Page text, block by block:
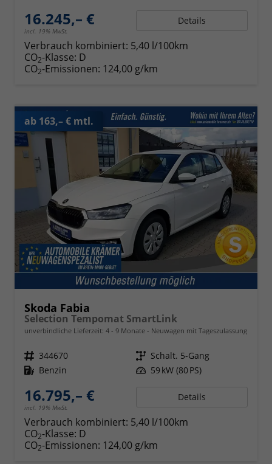
16.245,– €
incl. 19% MwSt.
Details
Verbrauch kombiniert: 5,40 l/100km
CO2-Klasse: D
CO2-Emissionen: 124,00 g/km
ab 163,– € mtl.
Skoda Fabia
Selection Tempomat SmartLink
unverbindliche Lieferzeit: 4 - 9 Monate Neuwagen mit Tageszulassung
Fahrzeugnr. 344670 Getriebe Schalt. 5-Gang
Kraftstoff Benzin Leistung 59 kW (80 PS)
16.795,– €
incl. 19% MwSt.
Details
Verbrauch kombiniert: 5,40 l/100km
CO2-Klasse: D
CO2-Emissionen: 124,00 g/km